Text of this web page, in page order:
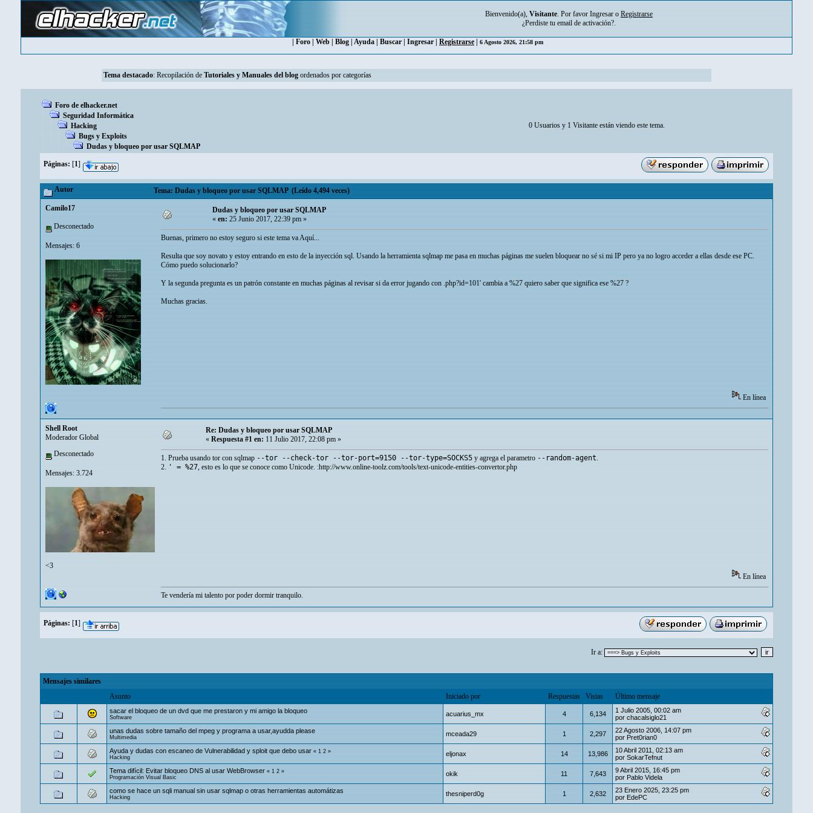
Bienvenido(a), Visitante. Por favor Ingresar o Registrarse
¿Perdiste tu email de activación?.
Foro Web Blog Ayuda Buscar Ingresar Registrarse 6 Agosto 2026, 21:58 pm
Tema destacado: Recopilación de Tutoriales y Manuales del blog ordenados por categorías
Foro de elhacker.net
Seguridad Informática
Hacking
Bugs y Exploits
Dudas y bloqueo por usar SQLMAP
0 Usuarios y 1 Visitante están viendo este tema.
Páginas: [1]
Autor Tema: Dudas y bloqueo por usar SQLMAP (Leído 4,494 veces)
Camilo17
Desconectado
Mensajes: 6
Dudas y bloqueo por usar SQLMAP
«en:25 Junio 2017, 22:39 pm »
Buenas, primero no estoy seguro si este tema va Aquí...
Resulta que soy novato y estoy entrando en esto de la inyección sql. Usando la herramienta sqlmap me pasa en muchas páginas me suelen bloquear no sé si mi IP pero ya no logro acceder a ellas desde ese PC.
Cómo puedo solucionarlo?
Y la segunda pregunta es un patrón constante en muchas páginas al revisar si da error jugando con .php?id=101' cambia a %27 quiero saber que significa ese %27 ?
Muchas gracias.
En línea
Shell Root
Moderador Global
Desconectado
Mensajes: 3.724
<3
Re: Dudas y bloqueo por usar SQLMAP
« Respuesta #1 en: 11 Julio 2017, 22:08 pm »
1. Prueba usando tor con sqlmap --tor --check-tor --tor-port=9150 --tor-type=SOCKS5 y agrega el parametro --random-agent.
2. ' = %27, esto es lo que se conoce como Unicode. :http://www.online-toolz.com/tools/text-unicode-entities-convertor.php
En línea
Te vendería mi talento por poder dormir tranquilo.
Páginas: [1]
Ir a:
Mensajes similares
Asunto
Iniciado por Respuestas Vistas Último mensaje
sacar el bloqueo de un dvd que me prestaron y mi amigo la bloqueo
Software acuarius_mx 4 6,134
1 Julio 2005, 00:02 am
por chacalsiglo21
unas dudas sobre tamaño del mpeg y programa a usar,ayudda please
Multimedia mceada29 1 2,297
22 Agosto 2006, 14:07 pm
por Pret0rian0
Ayuda y dudas con escaneo de Vulnerabilidad y sploit que debo usar «1 2»
Hacking
eljonax 14 13,986
10 Abril 2011, 02:13 am
por SokarTefnut
Tema difícil: Evitar bloqueo DNS al usar WebBrowser «1 2»
Programación Visual Basic
okik 11 7,643
9 Abril 2015, 16:45 pm
por Pablo Videla
como se hace un sqli manual sin usar sqlmap o otras herramientas automátizas
Hacking thesniperd0g 1 2,632
23 Enero 2025, 23:25 pm
por EdePC